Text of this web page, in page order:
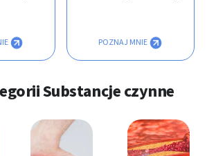
POZNAJ MNIE
Substancje czynne